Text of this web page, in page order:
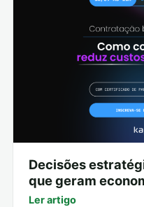
Decisões
que geram
Ler artigo